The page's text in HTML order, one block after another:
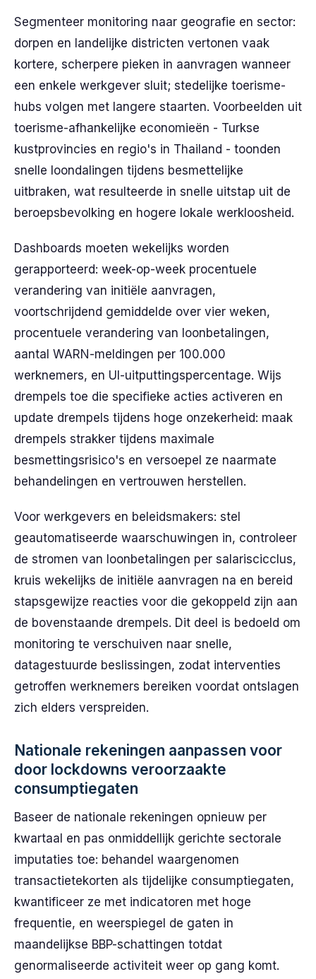
Segmenteer monitoring naar geografie en sector:
dorpen en landelijke districten vertonen vaak
kortere, scherpere pieken in aanvragen wanneer
een enkele werkgever sluit; stedelijke toerisme-
hubs volgen met langere staarten. Voorbeelden uit
toerisme-afhankelijke economieën - Turkse
kustprovincies en regio's in Thailand - toonden
snelle loondalingen tijdens besmettelijke
uitbraken, wat resulteerde in snelle uitstap uit de
beroepsbevolking en hogere lokale werkloosheid.
Dashboards moeten wekelijks worden
gerapporteerd: week-op-week procentuele
verandering van initiële aanvragen,
voortschrijdend gemiddelde over vier weken,
procentuele verandering van loonbetalingen,
aantal WARN-meldingen per 100.000
werknemers, en UI-uitputtingspercentage. Wijs
drempels toe die specifieke acties activeren en
update drempels tijdens hoge onzekerheid: maak
drempels strakker tijdens maximale
besmettingsrisico's en versoepel ze naarmate
behandelingen en vertrouwen herstellen.
Voor werkgevers en beleidsmakers: stel
geautomatiseerde waarschuwingen in, controleer
de stromen van loonbetalingen per salariscicclus,
kruis wekelijks de initiële aanvragen na en bereid
stapsgewijze reacties voor die gekoppeld zijn aan
de bovenstaande drempels. Dit deel is bedoeld om
monitoring te verschuiven naar snelle,
datagestuurde beslissingen, zodat interventies
getroffen werknemers bereiken voordat ontslagen
zich elders verspreiden.
Nationale rekeningen aanpassen voor
door lockdowns veroorzaakte
consumptiegaten
Baseer de nationale rekeningen opnieuw per
kwartaal en pas onmiddellijk gerichte sectorale
imputaties toe: behandel waargenomen
transactietekorten als tijdelijke consumptiegaten,
kwantificeer ze met indicatoren met hoge
frequentie, en weerspiegel de gaten in
maandelijkse BBP-schattingen totdat
genormaliseerde activiteit weer op gang komt.